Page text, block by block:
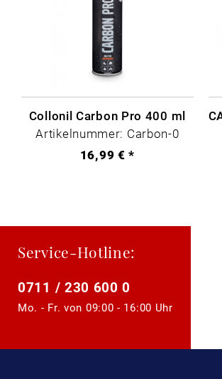
Collonil Carbon Pro 400 ml
Artikelnummer: Carbon-0
16,99 € *
Service-Hotline:
0711 / 230 600 0
Mo. - Fr. von 09:00 - 16:00 Uhr